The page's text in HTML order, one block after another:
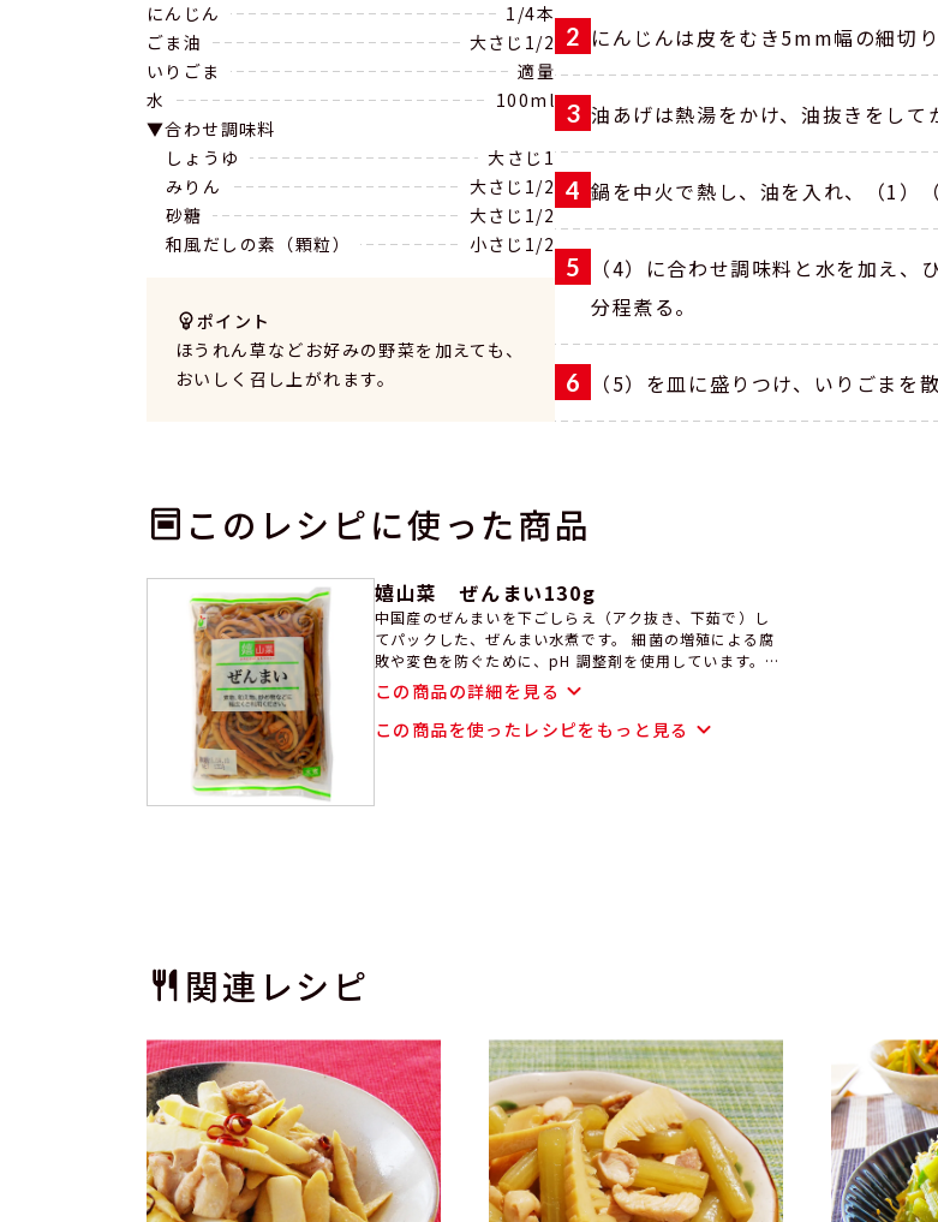
にんじん
1/4本
ごま油
大さじ1/2
いりごま
適量
水
100ml
合わせ調味料
しょうゆ
大さじ1
みりん
大さじ1/2
砂糖
大さじ1/2
和風だしの素（顆粒）
小さじ1/2
ポイント
ほうれん草などお好みの野菜を加えても、
おいしく召し上がれます。
にんじんは皮をむき5mm幅の細切り
油あげは熱湯をかけ、油抜きをして
鍋を中火で熱し、油を入れ、（1）
（4）に合わせ調味料と水を加え
分程煮る。
（5）を皿に盛りつけ、いりごまを
このレシピに使った商品
嬉山菜 ぜんまい130g
中国産のぜんまいを下ごしらえ（アク抜き、下茹で）し
てパックした、ぜんまい水煮です。 細菌の増殖による腐
敗や変色を防ぐために、pH 調整剤を使用しています。
煮物、炒め物、和え物、ナムルなど、時間のかかるぜん
まい料理を簡単に短時間でお作りいただけます。 ぜんま
いを水洗いし水気をきり、食べやすい長さに切ってから
この商品の詳細を見る
この商品を使ったレシピをもっと見る
関連レシピ